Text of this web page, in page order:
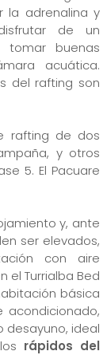
la adrenalina y
de un
tomar buenas
acuática.
del rafting son
rafting de dos
y otros
5. El Pacuare
y, ante
ser elevados,
con aire
el Turrialba Bed
básica
acondicionado,
desayuno, ideal
rápidos del